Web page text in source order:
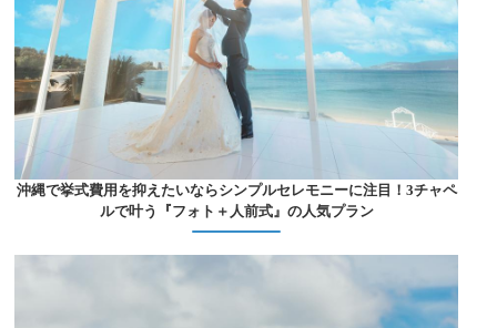
沖縄で挙式費用を抑えたいならシンプルセレモニーに注目！3チャペ
ルで叶う『フォト＋人前式』の人気プラン